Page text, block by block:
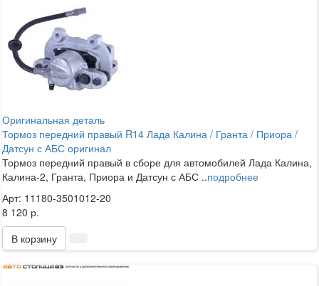
Оригинальная деталь
Тормоз передний правый R14 Лада Калина / Гранта / Приора /
Датсун с АБС оригинал
Тормоз передний правый в сборе для автомобилей Лада Калина,
Калина-2, Гранта, Приора и Датсун с АБС ..подробнее
Арт: 11180-3501012-20
8 120 р.
В корзину